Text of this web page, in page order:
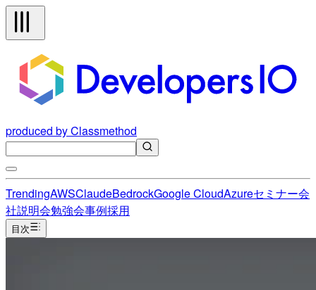
produced by Classmethod
TrendingAWSClaudeBedrockGoogle CloudAzureセミナー会
社説明会勉強会事例採用
目次